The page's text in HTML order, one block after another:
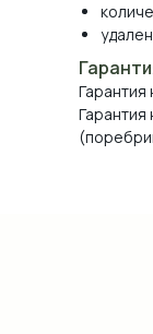
Гарантия
Гарантия